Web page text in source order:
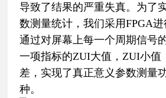
导致了结果的严重失真。为了
数测量统计，我们采用FPGA进
通过对屏幕上每一个周期信号
一项指标的ZUI大值，ZUI小值
差，实现了真正意义参数测量
种。